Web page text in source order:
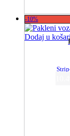
-10%
Dodaj u